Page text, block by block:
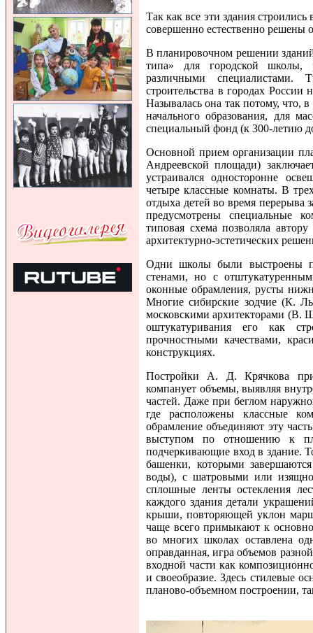
Так как все эти здания
совершенно естественно
В планировочном решении
типа» для городской школы,
различными специалистами.
строительства в городах
Называлась она так потому, что,
начального образования, для
специальный фонд (к 300-летию
Основной прием организации
Андреевской площади)
устраивался односторонне
четыре классные комнаты. В
отдыха детей во время перерыва
предусмотрены специальные
типовая схема позволяла
архитектурно-эстетических
Одни школы были выстроены
стенами, но с
оконные обрамления, русты
Многие сибирские зодчие (К.
московскими архитекторами (В.
оштукатуривания его как
прочностными качествами,
конструкциях.
Постройки А. Д. Крячкова
компанует объемы, выявляя
частей. Даже при беглом
где расположены классные
обрамление объединяют эту
выступом по отношению к
подчеркивающие вход в здание.
башенки, которыми
воды), с шатровыми или
сплошные ленты остекления
каждого здания детали
крыши, повторяющей уклон
чаще всего примыкают к
во многих школах оставлена
оправданная, игра объемов
входной части как
и своеобразие. Здесь стилевые
планово-объемном построении,